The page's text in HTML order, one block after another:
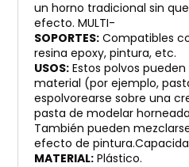
un horno tradicional sin
efecto. MULTI-
SOPORTES: Compatibles
resina epoxy, pintura, etc.
USOS: Estos polvos
material (por ejemplo,
espolvorearse sobre una
pasta de modelar
También pueden
efecto de
MATERIAL: Plástico.